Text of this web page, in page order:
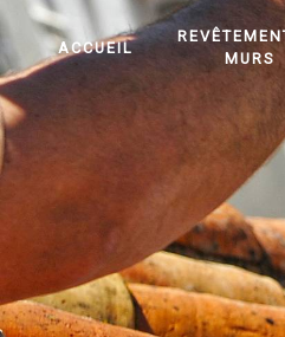
ACCUEIL
MURS
Panneau de gestion des cookies